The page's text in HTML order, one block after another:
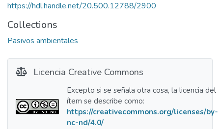
https://hdl.handle.net/20.500.12788/2900
Collections
Pasivos ambientales
Licencia Creative Commons
Excepto si se señala otra cosa, la licencia del
ítem se describe como:
https://creativecommons.org/licenses/by-
nc-nd/4.0/